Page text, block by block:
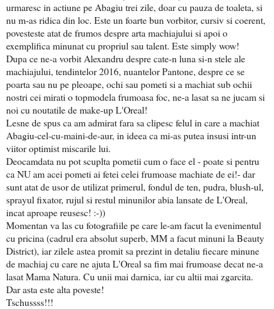
urmaresc in actiune pe Abagiu trei zile, doar cu pauza de toaleta, si
nu m-as ridica din loc. Este un foarte bun vorbitor, cursiv si coerent,
povesteste atat de frumos despre arta machiajului si apoi o
exemplifica minunat cu propriul sau talent. Este simply wow!
Dupa ce ne-a vorbit Alexandru despre cate-n luna si-n stele ale
machiajului, tendintelor 2016, nuantelor Pantone, despre ce se
poarta sau nu pe pleoape, ochi sau pometi si a machiat sub ochii
nostri cei mirati o topmodela frumoasa foc, ne-a lasat sa ne jucam si
noi cu noutatile de make-up L'Oreal!
Lesne de spus ca am admirat fara sa clipesc felul in care a machiat
Abagiu-cel-cu-maini-de-aur, in ideea ca mi-as putea insusi intr-un
viitor optimist miscarile lui.
Deocamdata nu pot scuplta pometii cum o face el - poate si pentru
ca NU am acei pometi ai fetei celei frumoase machiate de ei!- dar
sunt atat de usor de utilizat primerul, fondul de ten, pudra, blush-ul,
sprayul fixator, rujul si restul minunilor abia lansate de L'Oreal,
incat aproape reusesc! :-))
Momentan va las cu fotografiile pe care le-am facut la evenimentul
cu pricina (cadrul era absolut superb, MM a facut minuni la Beauty
District), iar zilele astea promit sa prezint in detaliu fiecare minune
de machiaj cu care ne ajuta L'Oreal sa fim mai frumoase decat ne-a
lasat Mama Natura. Cu unii mai darnica, iar cu altii mai zgarcita.
Dar asta este alta poveste!
Tschussss!!!